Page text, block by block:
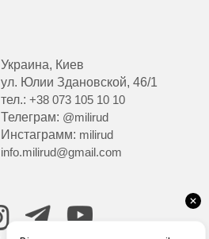
Украина, Киев
ул. Юлии Здановской, 46/1
тел.:+38 073 105 10 10
Телеграм: @milirud
Инстаграмм: milirud
info.milirud@gmail.com